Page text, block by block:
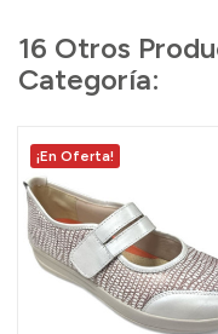
16 Otros
Categoría:
¡En Oferta!